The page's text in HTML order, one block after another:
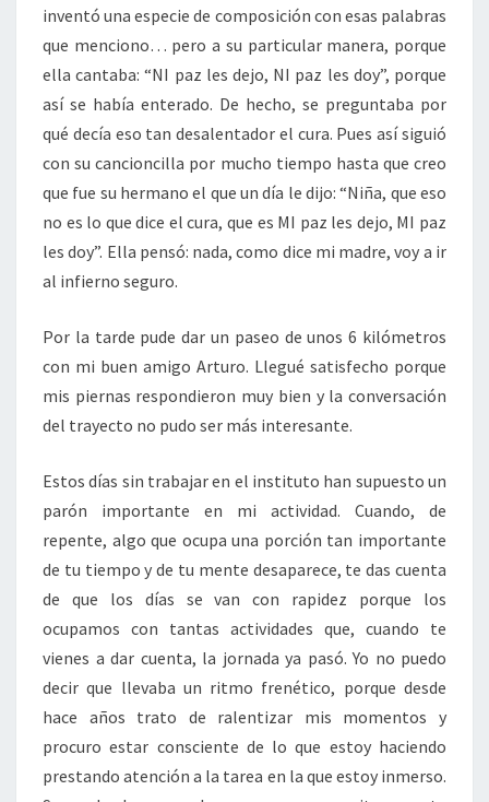
inventó una especie de composición con esas palabras
que menciono… pero a su particular manera, porque
ella cantaba: “NI paz les dejo, NI paz les doy”, porque
así se había enterado. De hecho, se preguntaba por
qué decía eso tan desalentador el cura. Pues así siguió
con su cancioncilla por mucho tiempo hasta que creo
que fue su hermano el que un día le dijo: “Niña, que eso
no es lo que dice el cura, que es MI paz les dejo, MI paz
les doy”. Ella pensó: nada, como dice mi madre, voy a ir
al infierno seguro.
Por la tarde pude dar un paseo de unos 6 kilómetros
con mi buen amigo Arturo. Llegué satisfecho porque
mis piernas respondieron muy bien y la conversación
del trayecto no pudo ser más interesante.
Estos días sin trabajar en el instituto han supuesto un
parón importante en mi actividad. Cuando, de
repente, algo que ocupa una porción tan importante
de tu tiempo y de tu mente desaparece, te das cuenta
de que los días se van con rapidez porque los
ocupamos con tantas actividades que, cuando te
vienes a dar cuenta, la jornada ya pasó. Yo no puedo
decir que llevaba un ritmo frenético, porque desde
hace años trato de ralentizar mis momentos y
procuro estar consciente de lo que estoy haciendo
prestando atención a la tarea en la que estoy inmerso.